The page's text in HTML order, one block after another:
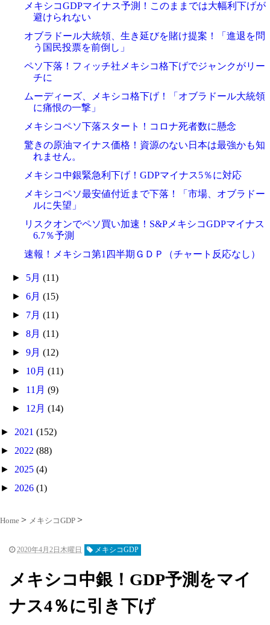
メキシコGDPマイナス予測！このままでは大幅利下げが
避けられない
オブラドール大統領、生き延びを賭け提案！「進退を問
う国民投票を前倒し」
ペソ下落！フィッチ社メキシコ格下げでジャンクがリー
チに
ムーディーズ、メキシコ格下げ！「オブラドール大統領
に痛恨の一撃」
メキシコペソ下落スタート！コロナ死者数に懸念
驚きの原油マイナス価格！資源のない日本は最強かも知
れません。
メキシコ中銀緊急利下げ！GDPマイナス5％に対応
メキシコペソ最安値付近まで下落！「市場、オブラドー
ルに失望」
リスクオンでペソ買い加速！S&PメキシコGDPマイナス
6.7％予測
速報！メキシコ第1四半期ＧＤＰ（チャート反応なし）
► 5月(11)
►6月(15)
► 7月(11)
►8月(11)
►9月(12)
► 10月(11)
► 11月(9)
► 12月(14)
► 2021 (152)
► 2022 (88)
► 2025 (4)
► 2026 (1)
Home メキシコGDP
2020年4月2日木曜日 メキシコGDP
メキシコ中銀！GDP予測をマイ
ナス4％に引き下げ